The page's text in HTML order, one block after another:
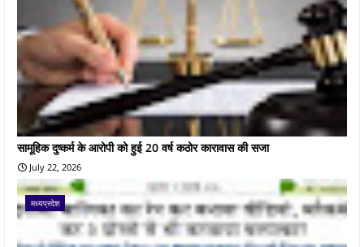
सामूहिक दुष्कर्म के आरोपी को हुई 20 वर्ष कठोर कारावास की सजा
July 22, 2026
मध्यप्रदेश